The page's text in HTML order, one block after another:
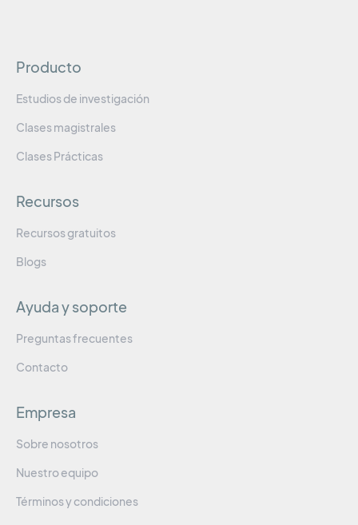
Producto
Estudios de investigación
Clases magistrales
Clases Prácticas
Recursos
Recursos gratuitos
Blogs
Ayuda y soporte
Preguntas frecuentes
Contacto
Empresa
Sobre nosotros
Nuestro equipo
Términos y condiciones